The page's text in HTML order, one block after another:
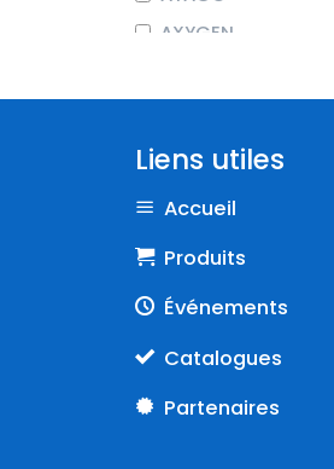
AXYGEN
BIOCHROM
COLE-PARMER
CORNING
DURAN
EPPENDORF
ERLAB
Liens utiles
Accueil
Produits
Événements
Catalogues
Partenaires